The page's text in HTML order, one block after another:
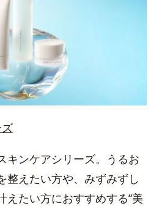
キンケアシリーズ。うるお
整えたい方や、みずみずし
えたい方におすすめする“美